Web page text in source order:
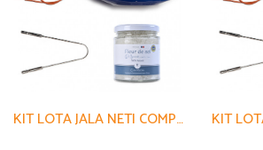
KIT LOTA JALA NETI COMPLET PORCELAINE BLUE